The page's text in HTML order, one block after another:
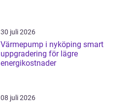
30 juli 2026
Värmepump i nyköping smart
uppgradering för lägre
energikostnader
08 juli 2026